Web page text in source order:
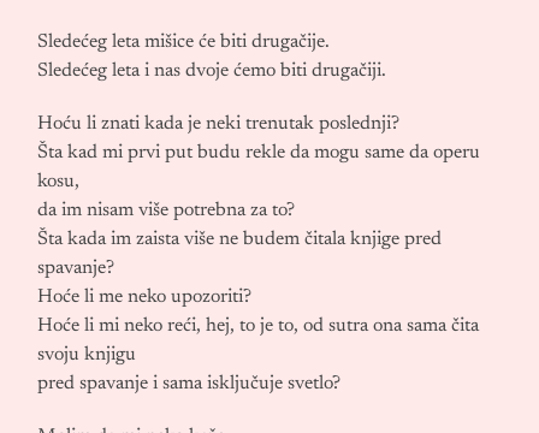
Sledećeg leta mišice će biti drugačije.
Sledećeg leta i nas dvoje ćemo biti drugačiji.
Hoću li znati kada je neki trenutak poslednji?
Šta kad mi prvi put budu rekle da mogu same da operu
kosu,
da im nisam više potrebna za to?
Šta kada im zaista više ne budem čitala knjige pred
spavanje?
Hoće li me neko upozoriti?
Hoće li mi neko reći, hej, to je to, od sutra ona sama čita
svoju knjigu
pred spavanje i sama isključuje svetlo?